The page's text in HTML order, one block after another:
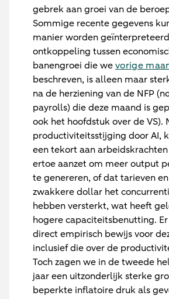
gebrek aan groei van de
Sommige recente gegevens
manier worden
ontkoppeling tussen
banengroei die wevorige
beschreven, is alleen maar
na de herziening van de NFP
payrolls) die deze maand is
ook het hoofdstuk over de VS).
productiviteitsstijging door AI,
een tekort aan
ertoe aanzet om meer output
te genereren, of dat tarieven
zwakkere dollar het
hebben versterkt, wat heeft
hogere capaciteitsbenutting.
direct empirisch bewijs voor
inclusief die over de
Toch zagen we in de tweede
jaar een uitzonderlijk sterke
beperkte inflatoire druk als